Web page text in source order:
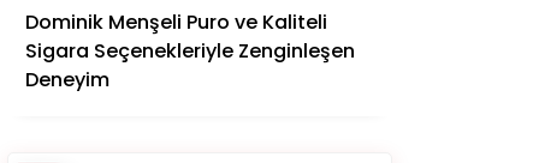
Tekirdağ
Tokat
Trabzon
Dominik Menşeli Puro ve Kaliteli
Sigara Seçenekleriyle Zenginleşen
Deneyim